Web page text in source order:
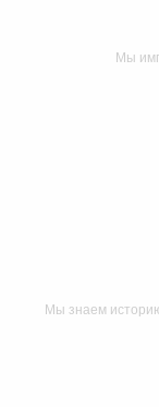
Мы
Мы знаем